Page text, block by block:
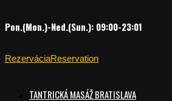
Pon.(Mon.)-Ned.(Sun.): 09:00-23:01
RezerváciaReservation
TANTRICKÁ MASÁŽ BRATISLAVA